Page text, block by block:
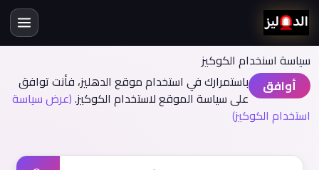
سياسة اسنخدام الكوكيز
أوافق
باستمرارك في استخدام موقع الدهليز، فأنت توافق
على سياسة الموقع لاستخدام الكوكيز.(عرض سياسة
استخدام الكوكيز)